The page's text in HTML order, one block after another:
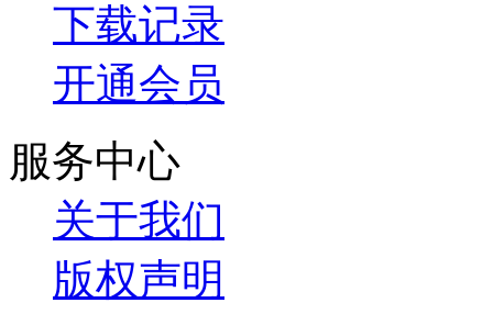
下载记录
开通会员
服务中心
关于我们
版权声明